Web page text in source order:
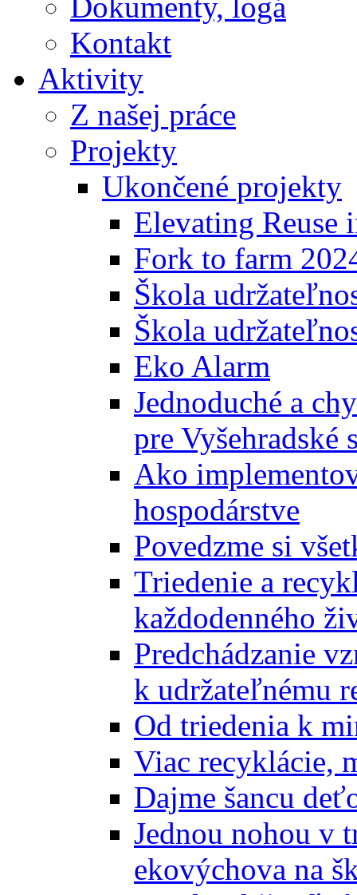
Kontakt
Aktivity
Z našej práce
Projekty
Ukončené projekty
Elevating Reuse
Fork to farm
Škola
Škola
Eko Alarm
Jednoduché a
pre Vyšehradské
Ako
hospodárstve
Povedzme si
Triedenie a
každodenného
Predchádzanie
k udržateľnému
Od triedenia k
Viac recyklácie,
Dajme šancu
Jednou nohou v
ekovýchova na